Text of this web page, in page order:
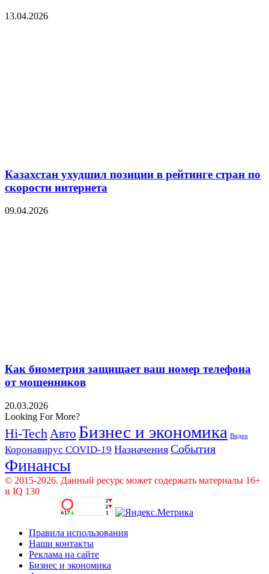
13.04.2026
Казахстан ухудшил позиции в рейтинге стран по
скорости интернета
09.04.2026
Как биометрия защищает ваш номер телефона
от мошенников
20.03.2026
Looking For More?
Hi-Tech Авто Бизнес и экономика Видео
Коронавирус COVID-19 Назначения События
Финансы
© 2015-2026. Данный ресурс может содержать материалы 16+
и IQ 130
Правила использования
Наши контакты
Реклама на сайте
Бизнес и экономика